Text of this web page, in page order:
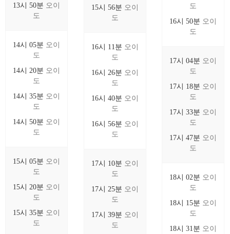
13시 50분 오이
도
14시 05분 오이
도
14시 20분 오이
도
14시 35분 오이
도
14시 50분 오이
도
15시 05분 오이
도
15시 20분 오이
도
15시 35분 오이
도
15시 56분 오이
도
16시 11분 오이
도
16시 26분 오이
도
16시 40분 오이
도
16시 56분 오이
도
17시 10분 오이
도
17시 25분 오이
도
17시 39분 오이
도
도
16시 50분 오이
도
17시 04분 오이
도
17시 18분 오이
도
17시 33분 오이
도
17시 47분 오이
도
18시 02분 오이
도
18시 15분 오이
도
18시 31분 오이